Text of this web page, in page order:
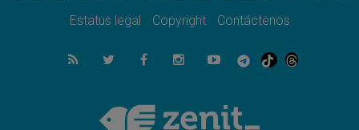
Cardenal Rossi: "La llegada del Papa León a
06.08.2026
En Asís, León XIV invita a los jóvenes a
El cardenal Parolin en México: Toda la
sociedad necesita el mensaje del Evangelio
Estatus legal
Copyright Contáctenos